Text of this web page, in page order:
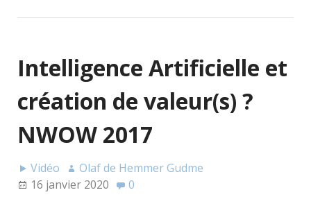
Intelligence Artificielle et
création de valeur(s) ?
NWOW 2017
Vidéo
Olaf de Hemmer Gudme
16 janvier 2020
0